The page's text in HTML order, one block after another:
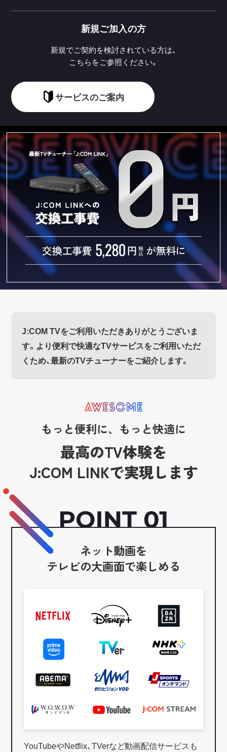
新規ご加入の方
新規でご契約を検討されている方は、
こちらをご参照ください。
サービスのご案内
J:COM TVをご利用いただきありがとうございま
す。 より便利で快適なTVサービスをご利用いただ
くため、最新のTVチューナーをご紹介します。
もっと便利に、もっと快適に
最高のTV体験を
J:COM LINKで実現します
ネット動画を
テレビの大画面で楽しめる
YouTubeやNetflix、TVerなど動画配信サービスも